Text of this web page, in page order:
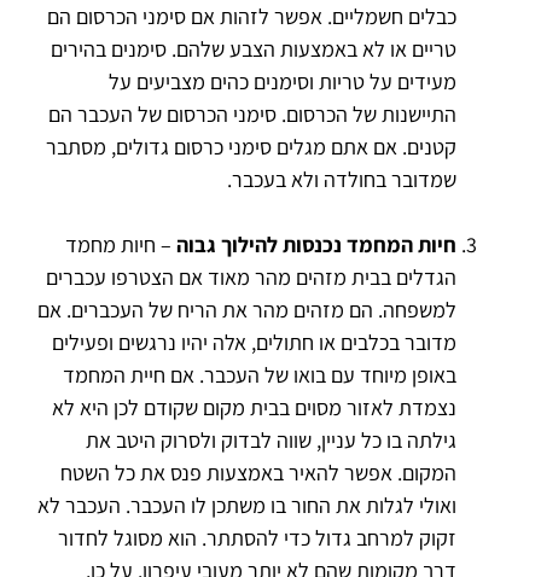
כבלים חשמליים. אפשר לזהות אם סימני הכרסום הם
טריים או לא באמצעות הצבע שלהם. סימנים בהירים
מעידים על טריות וסימנים כהים מצביעים על
התיישנות של הכרסום. סימני הכרסום של העכבר הם
קטנים. אם אתם מגלים סימני כרסום גדולים, מסתבר
שמדובר בחולדה ולא בעכבר.
חיות המחמד נכנסות להילוך גבוה – חיות מחמד
הגדלים בבית מזהים מהר מאוד אם הצטרפו עכברים
למשפחה. הם מזהים מהר את הריח של העכברים. אם
מדובר בכלבים או חתולים, אלה יהיו נרגשים ופעילים
באופן מיוחד עם בואו של העכבר. אם חיית המחמד
נצמדת לאזור מסוים בבית מקום שקודם לכן היא לא
גילתה בו כל עניין, שווה לבדוק ולסרוק היטב את
המקום. אפשר להאיר באמצעות פנס את כל השטח
ואולי לגלות את החור בו משתכן לו העכבר. העכבר לא
זקוק למרחב גדול כדי להסתתר. הוא מסוגל לחדור
דרך מקומות שהם לא יותר מעובי עיפרון. על כן,